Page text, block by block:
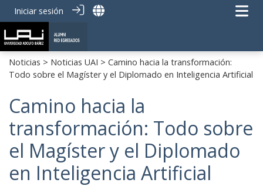
Iniciar sesión
Noticias > Noticias UAI > Camino hacia la transformación:
Todo sobre el Magíster y el Diplomado en Inteligencia Artificial
Camino hacia la
transformación: Todo sobre
el Magíster y el Diplomado
en Inteligencia Artificial